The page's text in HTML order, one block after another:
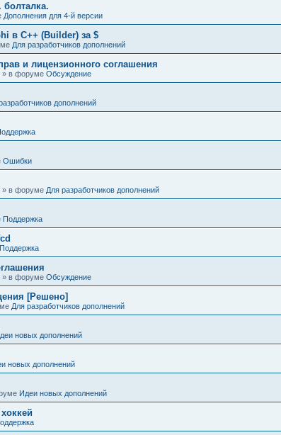
болталка.
Дополнения для 4-й версии
в C++ (Builder) за $
Для разработчиков дополнений
и лицензионного соглашения
» в форуме Обсуждение
дополнений
Ошибки
» в форуме Для разработчиков дополнений
Поддержка
Поддержка
» в форуме Обсуждение
[Решено]
Для разработчиков дополнений
новых дополнений
новых дополнений
Идеи новых дополнений